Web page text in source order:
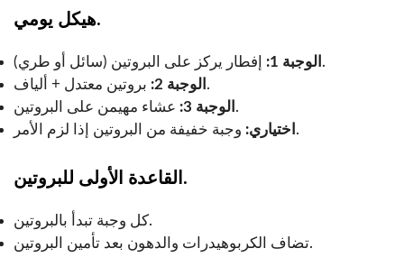
هيكل يومي.
الوجبة 1: إفطار يركز على البروتين (سائل أو طري).
الوجبة 2: بروتين معتدل + ألياف.
الوجبة 3: عشاء مهيمن على البروتين.
اختياري: وجبة خفيفة من البروتين إذا لزم الأمر.
القاعدة الأولى للبروتين.
كل وجبة تبدأ بالبروتين.
تضاف الكربوهيدرات والدهون بعد تأمين البروتين.